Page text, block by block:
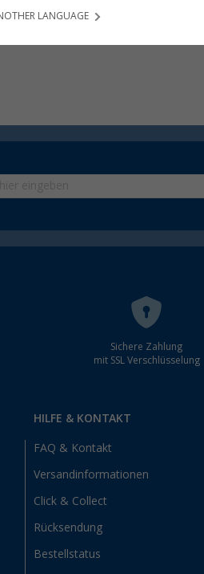
Sichere Zahlung
mit SSL Verschlüsselung
HILFE & KONTAKT
FAQ & Kontakt
Versandinformationen
Click & Collect
Rücksendung
Bestellstatus
LANGUAGE